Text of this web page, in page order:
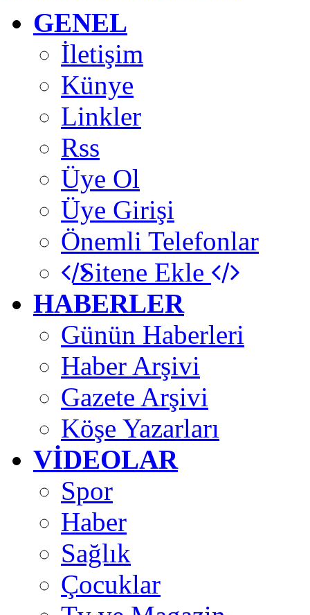
GENEL
İletişim
Künye
Linkler
Rss
Üye Ol
Üye Girişi
Önemli Telefonlar
Sitene Ekle
HABERLER
Günün Haberleri
Haber Arşivi
Gazete Arşivi
Köşe Yazarları
VİDEOLAR
Spor
Haber
Sağlık
Çocuklar